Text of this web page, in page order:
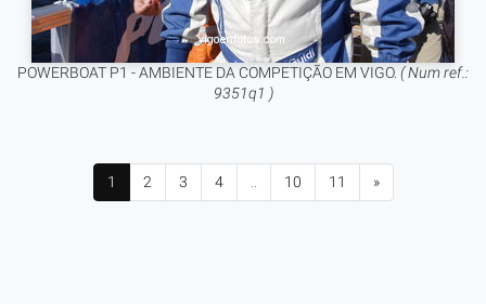
POWERBOAT P1 - AMBIENTE DA COMPETIÇÃO EM VIGO. ( Num ref.:
9351q1 )
1 2 3 4 10 11 »